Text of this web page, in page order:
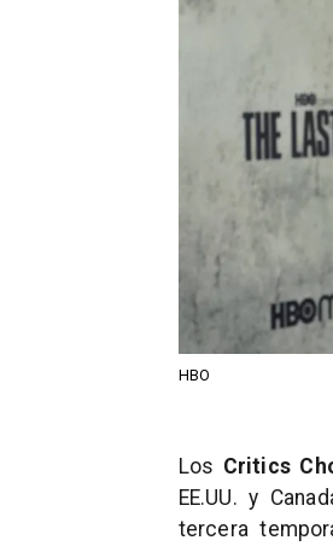
HBO
Los Critics
EE.UU. y
tercera